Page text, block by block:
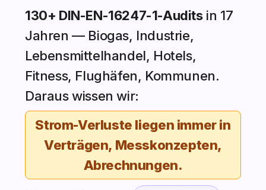
130+ DIN-EN-16247-1-Auditsin 17
Jahren — Biogas, Industrie,
Lebensmittelhandel, Hotels,
Fitness, Flughäfen, Kommunen.
Daraus wissen wir:
Strom-Verluste liegen immer in
Verträgen, Messkonzepten,
Abrechnungen.